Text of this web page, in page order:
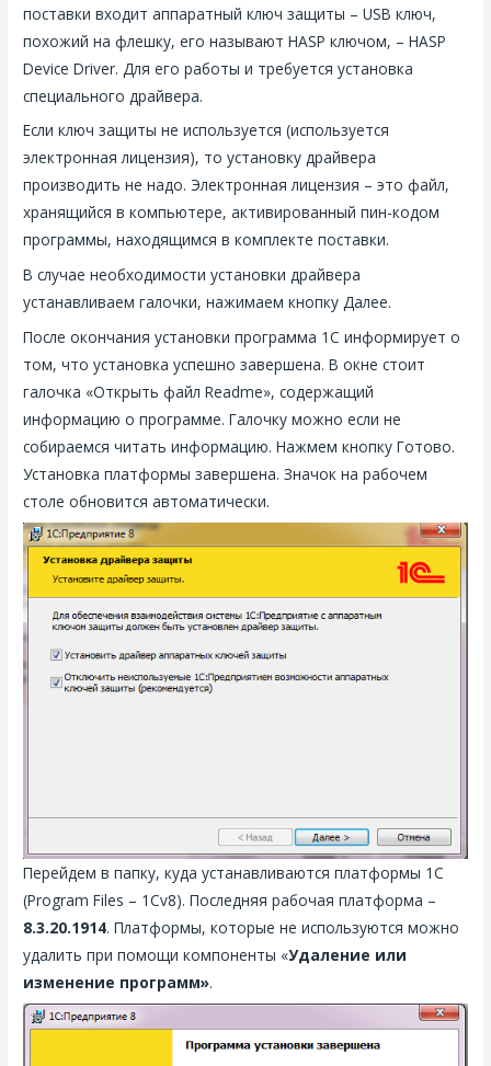
поставки входит аппаратный ключ защиты – USB ключ,
похожий на флешку, его называют HASP ключом, – HASP
Device Driver. Для его работы и требуется установка
специального драйвера.
Если ключ защиты не используется (используется
электронная лицензия), то установку драйвера
производить не надо. Электронная лицензия – это файл,
хранящийся в компьютере, активированный пин-кодом
программы, находящимся в комплекте поставки.
В случае необходимости установки драйвера
устанавливаем галочки, нажимаем кнопку Далее.
После окончания установки программа 1С информирует о
том, что установка успешно завершена. В окне стоит
галочка «Открыть файл Readme», содержащий
информацию о программе. Галочку можно если не
собираемся читать информацию. Нажмем кнопку Готово.
Установка платформы завершена. Значок на рабочем
столе обновится автоматически.
Перейдем в папку, куда устанавливаются платформы 1С
(Program Files – 1Cv8). Последняя рабочая платформа –
8.3.20.1914. Платформы, которые не используются можно
удалить при помощи компоненты «Удаление или
изменение программ».